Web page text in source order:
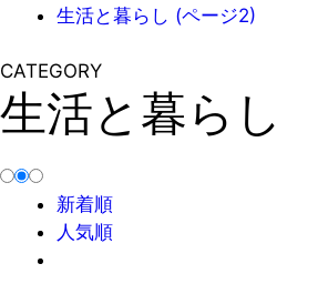
生活と暮らし (ページ2)
CATEGORY
生活と暮らし
新着順
人気順